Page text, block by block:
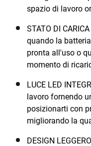
spazio di lavoro
STATO DI
quando la
pronta all'uso o
momento di
LUCE LED
lavoro fornendo
posizionarti con
migliorando la
DESIGN